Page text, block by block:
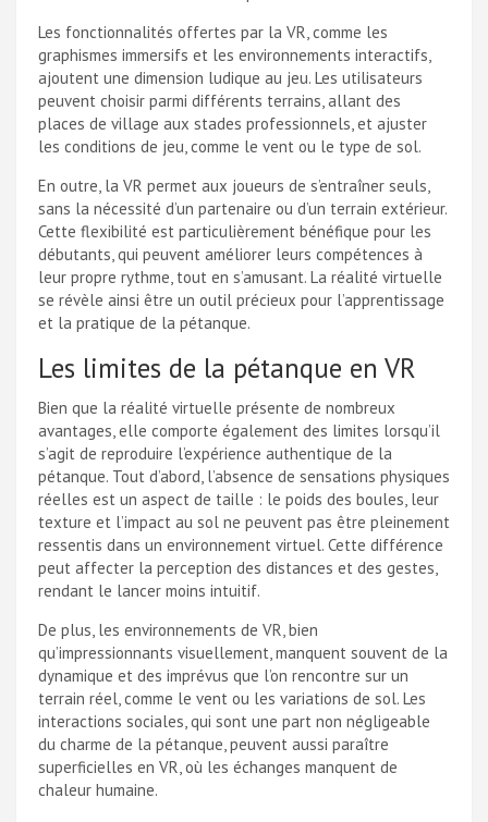
Les fonctionnalités offertes par la VR, comme les
graphismes immersifs et les environnements interactifs,
ajoutent une dimension ludique au jeu. Les utilisateurs
peuvent choisir parmi différents terrains, allant des
places de village aux stades professionnels, et ajuster
les conditions de jeu, comme le vent ou le type de sol.
En outre, la VR permet aux joueurs de s’entraîner seuls,
sans la nécessité d’un partenaire ou d’un terrain extérieur.
Cette flexibilité est particulièrement bénéfique pour les
débutants, qui peuvent améliorer leurs compétences à
leur propre rythme, tout en s’amusant. La réalité virtuelle
se révèle ainsi être un outil précieux pour l’apprentissage
et la pratique de la pétanque.
Les limites de la pétanque en VR
Bien que la réalité virtuelle présente de nombreux
avantages, elle comporte également des limites lorsqu’il
s’agit de reproduire l’expérience authentique de la
pétanque. Tout d’abord, l’absence de sensations physiques
réelles est un aspect de taille : le poids des boules, leur
texture et l’impact au sol ne peuvent pas être pleinement
ressentis dans un environnement virtuel. Cette différence
peut affecter la perception des distances et des gestes,
rendant le lancer moins intuitif.
De plus, les environnements de VR, bien
qu’impressionnants visuellement, manquent souvent de la
dynamique et des imprévus que l’on rencontre sur un
terrain réel, comme le vent ou les variations de sol. Les
interactions sociales, qui sont une part non négligeable
du charme de la pétanque, peuvent aussi paraître
superficielles en VR, où les échanges manquent de
chaleur humaine.